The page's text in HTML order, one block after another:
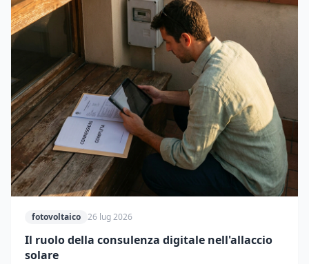
fotovoltaico 26 lug 2026
Il ruolo della consulenza digitale nell'allaccio
solare